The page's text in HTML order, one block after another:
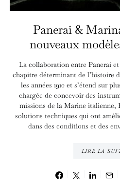
Panerai &
nouveaux
La collaboration entre Panerai
chapitre déterminant de l’histoire
les années 1910 et s’étend sur
chargée de concevoir des
missions de la Marine italienne,
solutions techniques qui ont
dans des conditions et des
LIRE LA